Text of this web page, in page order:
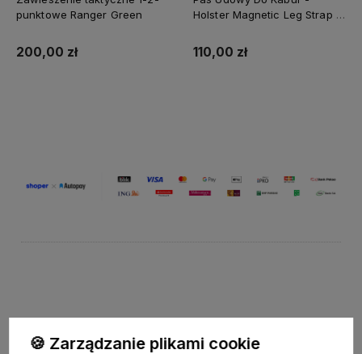
punktowe Ranger Green
200,00 zł
Holster Magnetic Leg Strap -
110,00 zł
🍪 Zarządzanie plikami cookie